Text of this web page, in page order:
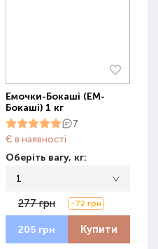
Емочки-Бокаші (ЕМ-
Бокаші) 1 кг
7
Є в наявності
Оберіть вагу, кг:
1
277 грн -72 грн
205 грн Купити